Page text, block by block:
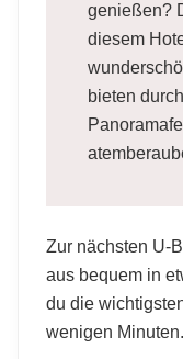
genießen?
diesem
bieten
Zur nächsten U-
aus bequem in
du die
wenigen Minuten.